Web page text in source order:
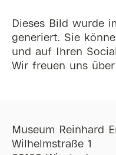
Dieses Bild wurde
generiert. Sie
und auf Ihren
Wir freuen uns
Museum Reinhard
Wilhelmstraße 1